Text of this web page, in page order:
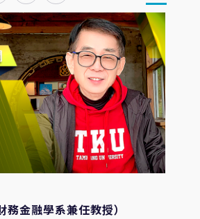
金融學系兼任教授）